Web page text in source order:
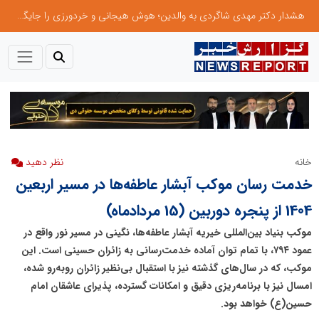
هشدار دکتر مهدی شاگردی به والدین؛ هوش هیجانی و خردورزی را جایگزین نمره‌محوری کنید
خانه نظر دهید
خدمت رسان موکب آبشار عاطفه‌ها در مسیر اربعین
1404 از پنجره دوربین (15 مردادماه)
موکب بنیاد بین‌المللی خیریه آبشار عاطفه‌ها، نگینی در مسیر نور واقع در
عمود ۷۹۴، با تمام توان آماده خدمت‌رسانی به زائران حسینی است. این
موکب، که در سال‌های گذشته نیز با استقبال بی‌نظیر زائران روبه‌رو شده،
امسال نیز با برنامه‌ریزی دقیق و امکانات گسترده، پذیرای عاشقان امام
حسین(ع) خواهد بود.